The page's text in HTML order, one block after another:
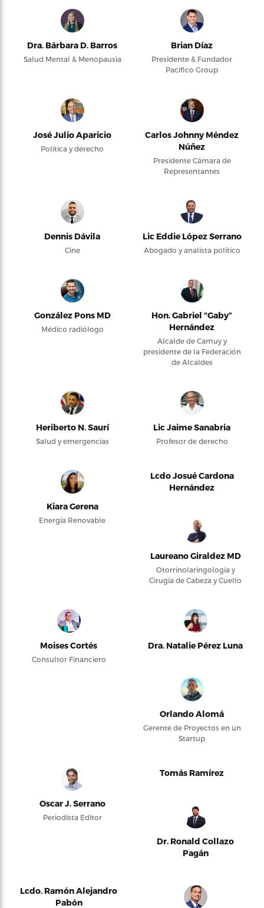
Dra. Bárbara D. Barros
Salud Mental & Menopausia
Brian Díaz
Presidente & Fundador
Pacifico Group
José Julio Aparicio
Política y derecho
Carlos Johnny Méndez
Núñez
Presidente Cámara de
Representantes
Dennis Dávila
Cine
Lic Eddie López Serrano
Abogado y analista político
González Pons MD
Médico radiólogo
Hon. Gabriel “Gaby”
Hernández
Alcalde de Camuy y
presidente de la Federación
de Alcaldes
Heriberto N. Saurí
Salud y emergencias
Lic Jaime Sanabria
Profesor de derecho
Kiara Gerena
Energía Renovable
Lcdo Josué Cardona
Hernández
Laureano Giraldez MD
Otorrinolaringología y
Cirugía de Cabeza y Cuello
Moises Cortés
Consultor Financiero
Dra. Natalie Pérez Luna
Orlando Alomá
Gerente de Proyectos en un
Startup
Oscar J. Serrano
Periodista Editor
Tomás Ramírez
Dr. Ronald Collazo
Pagán
Lcdo. Ramón Alejandro
Pabón